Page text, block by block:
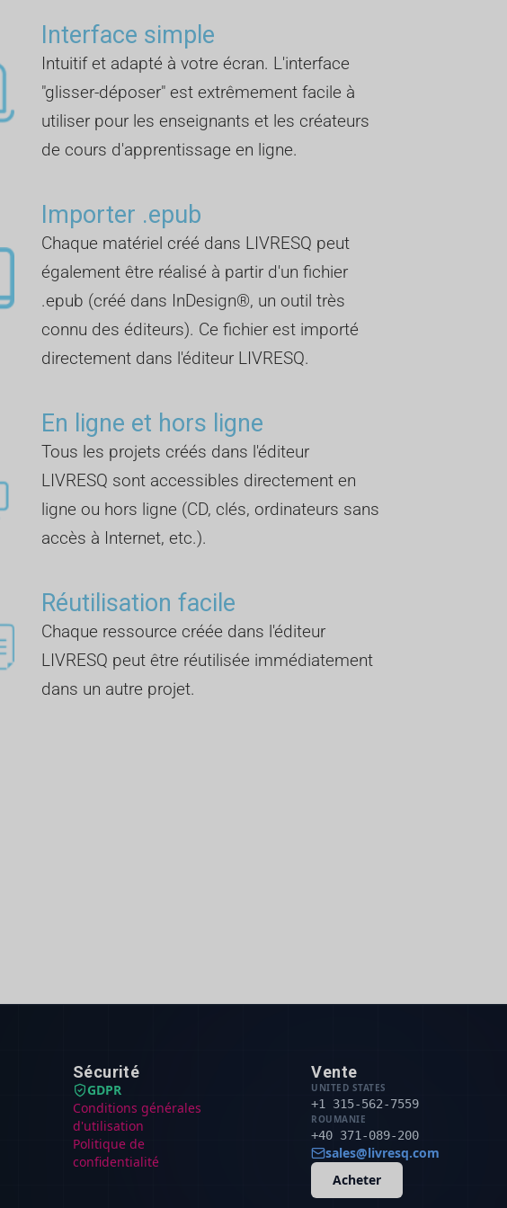
Interface simple
Intuitif et adapté à votre écran. L'interface
"glisser-déposer" est extrêmement facile à
utiliser pour les enseignants et les créateurs
de cours d'apprentissage en ligne.
Importer .epub
Chaque matériel créé dans LIVRESQ peut
également être réalisé à partir d'un fichier
.epub (créé dans InDesign®, un outil très
connu des éditeurs). Ce fichier est importé
directement dans l'éditeur LIVRESQ.
En ligne et hors ligne
Tous les projets créés dans l'éditeur
LIVRESQ sont accessibles directement en
ligne ou hors ligne (CD, clés, ordinateurs sans
accès à Internet, etc.).
Réutilisation facile
Chaque ressource créée dans l'éditeur
LIVRESQ peut être réutilisée immédiatement
dans un autre projet.
Sécurité
GDPR
Conditions générales
d'utilisation
Politique de
confidentialité
Vente
UNITED STATES
+1 315-562-7559
ROUMANIE
+40 371-089-200
sales@livresq.com
Acheter